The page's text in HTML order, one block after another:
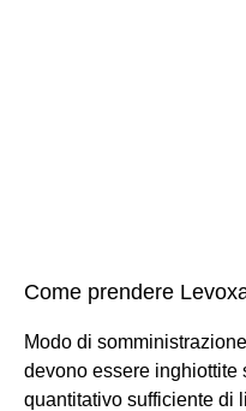
Come prendere
Modo di
devono essere inghiottite
quantitativo sufficiente di